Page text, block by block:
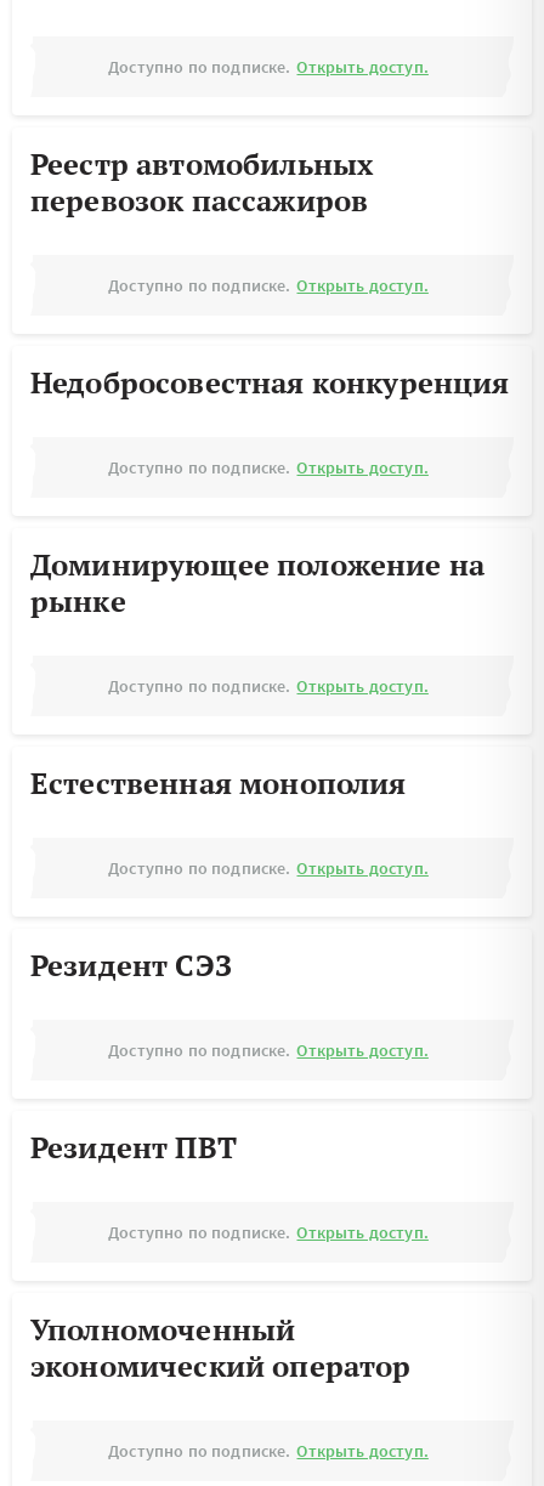
Доступно по подписке. Открыть доступ.
Реестр автомобильных
перевозок пассажиров
Доступно по подписке. Открыть доступ.
Недобросовестная конкуренция
Доступно по подписке. Открыть доступ.
Доминирующее положение на
рынке
Доступно по подписке. Открыть доступ.
Естественная монополия
Доступно по подписке. Открыть доступ.
Резидент СЭЗ
Доступно по подписке. Открыть доступ.
Резидент ПВТ
Доступно по подписке. Открыть доступ.
Уполномоченный
экономический оператор
Доступно по подписке. Открыть доступ.